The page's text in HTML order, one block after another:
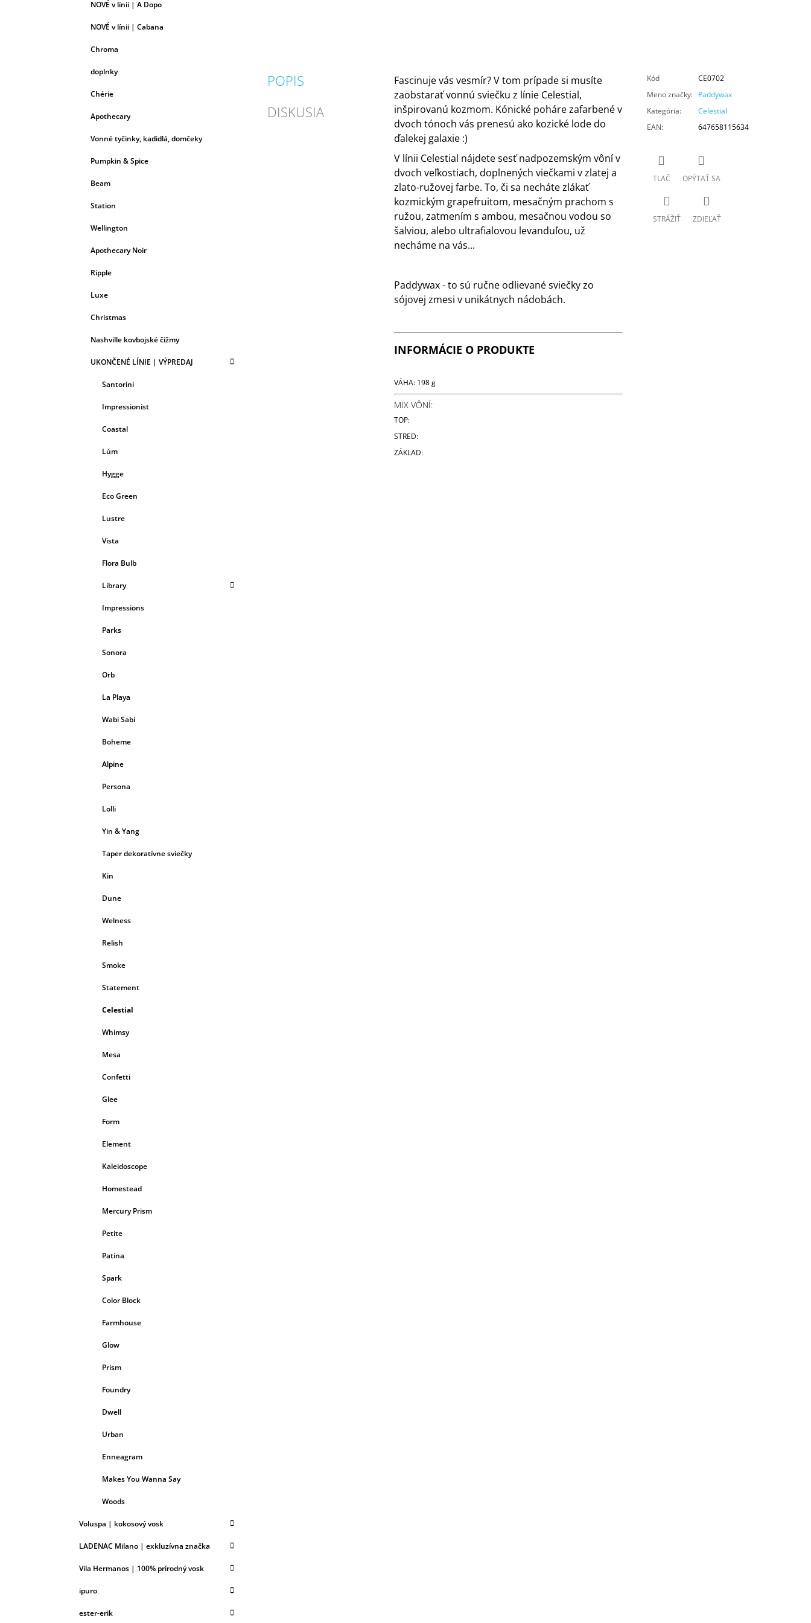
NOVÉ v línii | A Dopo
NOVÉ v línii | Cabana
Chroma
doplnky
Chérie
Apothecary
Vonné tyčinky, kadidlá, domčeky
Pumpkin & Spice
Beam
Station
Wellington
Apothecary Noir
Ripple
Luxe
Christmas
Nashville kovbojské čižmy
UKONČENÉ LÍNIE | VÝPREDAJ
Santorini
Impressionist
Coastal
Lúm
Hygge
Eco Green
Lustre
Vista
Flora Bulb
Library
Impressions
Parks
Sonora
Orb
La Playa
Wabi Sabi
Boheme
Alpine
Persona
Lolli
Yin & Yang
Taper dekoratívne sviečky
Kin
Dune
Welness
Relish
Smoke
Statement
Celestial
Whimsy
Mesa
Confetti
Glee
Form
Element
Kaleidoscope
Homestead
Mercury Prism
Petite
Patina
Spark
Color Block
Farmhouse
Glow
Prism
Foundry
Dwell
Urban
Enneagram
Makes You Wanna Say
Woods
Voluspa | kokosový vosk
LADENAC Milano | exkluzívna značka
Vila Hermanos | 100% prírodný vosk
ipuro
ester-erik
POPIS
DISKUSIA
Fascinuje vás vesmír? V tom prípade si musíte
zaobstarať vonnú sviečku z línie Celestial,
inšpirovanú kozmom. Kónické poháre zafarbené v
dvoch tónoch vás prenesú ako kozické lode do
ďalekej galaxie :)
V línii Celestial nájdete sesť nadpozemským vôní v
dvoch veľkostiach, doplnených viečkami v zlatej a
zlato-ružovej farbe. To, či sa necháte zlákať
kozmickým grapefruitom, mesačným prachom s
ružou, zatmením s ambou, mesačnou vodou so
šalviou, alebo ultrafialovou levanduľou, už
necháme na vás...
Paddywax - to sú ručne odlievané sviečky zo
sójovej zmesi v unikátnych nádobách.
INFORMÁCIE O PRODUKTE
VÁHA: 198 g
MIX VÔNÍ:
TOP:
STRED:
ZÁKLAD:
Kód
CE0702
Meno značky:
Paddywax
Kategória:
Celestial
EAN: 647658115634
TLAČ OPÝTAŤ SA
STRÁŽIŤ ZDIEĽAŤ